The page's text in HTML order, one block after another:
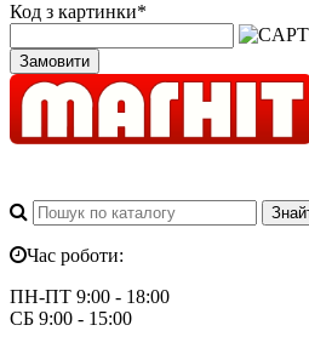
Код з картинки*
Замовити
Час роботи:
ПН-ПТ 9:00 - 18:00
СБ 9:00 - 15:00